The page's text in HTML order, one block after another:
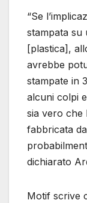
“Se
stampata su
[plastica],
avrebbe
stampate in
alcuni colpi
sia vero che
fabbricata
dichiarato
Motif scrive